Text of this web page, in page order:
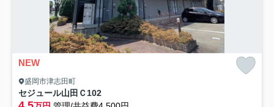
NEW
盛岡市津志田町
セジュール山田 Ｃ102